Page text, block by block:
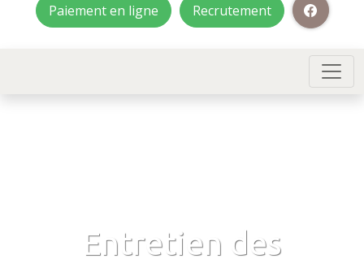
Paiement en ligne Recrutement
Entretien des